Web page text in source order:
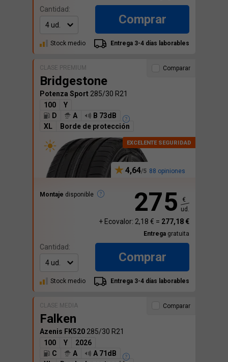
Cantidad:
Comprar
Stock medio Entrega 3-4 días laborables
CLASE PREMIUM
Bridgestone
Potenza Sport 285/30 R21
100
Y
D
A
B 73dB
XL
Borde de protección
4,64 88 opiniones
Montaje disponible
Comparar
275
€
ud.
+ Ecovalor: 2,18 € = 277,18 €
Entrega gratuita
Cantidad:
Comprar
Stock medio Entrega 3-4 días laborables
CLASE MEDIA
Falken
Azenis FK520 285/30 R21
100
Y
2026
C
A
A 71dB
Comparar